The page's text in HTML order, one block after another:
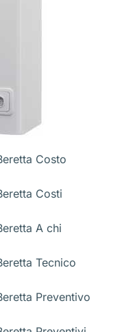
Costo
Costi
A chi
Tecnico
Preventivo